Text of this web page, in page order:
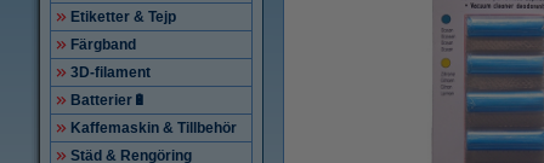
Etiketter & Tejp
Färgband
3D-filament
Batterier🔋
Kaffemaskin & Tillbehör
Städ & Rengöring